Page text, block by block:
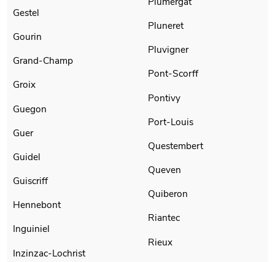
Gestel
Gourin
Grand-Champ
Groix
Guegon
Guer
Guidel
Guiscriff
Hennebont
Inguiniel
Inzinzac-Lochrist
Pluneret
Pluvigner
Pont-Scorff
Pontivy
Port-Louis
Questembert
Queven
Quiberon
Riantec
Rieux